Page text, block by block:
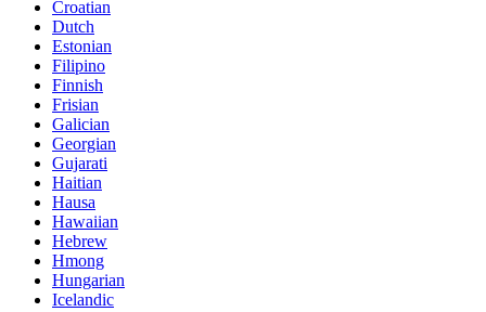
Croatian
Dutch
Estonian
Filipino
Finnish
Frisian
Galician
Georgian
Gujarati
Haitian
Hausa
Hawaiian
Hebrew
Hmong
Hungarian
Icelandic